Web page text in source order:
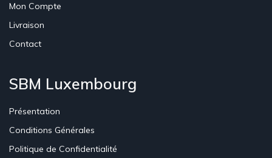
Mon Compte
Livraison
Contact
SBM Luxembourg
Présentation
Conditions Générales
Politique de Confidentialité